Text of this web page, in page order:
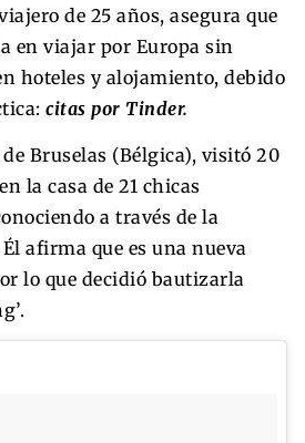
de 25 años, asegura que
en viajar por Europa sin
hoteles y alojamiento, debido
citas por Tinder.
Bruselas (Bélgica), visitó 20
la casa de 21 chicas
a través de la
afirma que es una nueva
lo que decidió bautizarla